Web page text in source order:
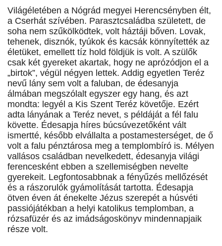
Világéletében a Nógrád megyei Herencsényben élt,
a Cserhát szívében. Parasztcsaládba született, de
soha nem szűkölködtek, volt háztáji bőven. Lovak,
tehenek, disznók, tyúkok és kacsák könnyítették az
életüket, emellett tíz hold földjük is volt. A szülők
csak két gyereket akartak, hogy ne aprózódjon el a
„birtok”, végül négyen lettek. Addig egyetlen Teréz
nevű lány sem volt a faluban, de édesanyja
álmában megszólalt egyszer egy hang, és azt
mondta: legyél a Kis Szent Teréz követője. Ezért
adta lányának a Teréz nevet, s példáját a fél falu
követte. Édesapja híres búcsúvezetőként vált
ismertté, később elvállalta a postamesterséget, de ő
volt a falu pénztárosa meg a templombíró is. Mélyen
vallásos családban nevelkedett, édesanyja világi
ferencesként ebben a szellemiségben nevelte
gyerekeit. Legfontosabbnak a fényűzés mellőzését
és a rászorulók gyámolítását tartotta. Édesapja
ötven éven át énekelte Jézus szerepét a húsvéti
passiójátékban a helyi katolikus templomban, a
rózsafüzér és az imádságoskönyv mindennapjaik
része volt.